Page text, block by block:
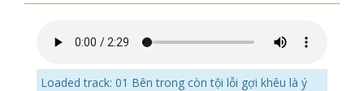
Loaded track: 01 Bên trong còn tội lỗi gợi khêu là ý